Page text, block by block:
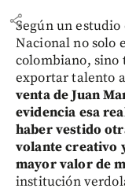
shareSegún un
Nacional no solo
colombiano,
exportar talento
venta de Juan
evidencia esa
haber vestido
volante creativo
mayor valor de
institución